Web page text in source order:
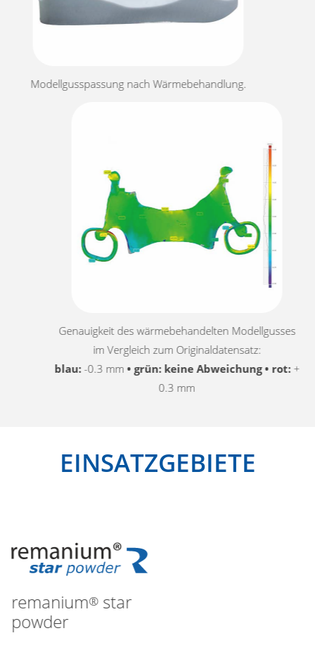
Modellgusspassung nach Wärmebehandlung.
Genauigkeit des wärmebehandelten Modellgusses
im Vergleich zum Originaldatensatz:
blau:-0.3 mm• grün: keine Abweichung • rot:+
0.3 mm
EINSATZGEBIETE
remanium ®star
powder